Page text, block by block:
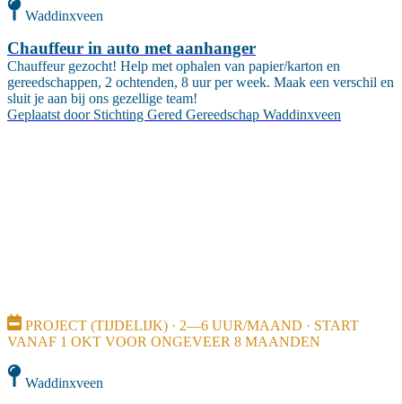
Waddinxveen
Chauffeur in auto met aanhanger
Chauffeur gezocht! Help met ophalen van papier/karton en
gereedschappen, 2 ochtenden, 8 uur per week. Maak een verschil en
sluit je aan bij ons gezellige team!
Geplaatst door Stichting Gered Gereedschap Waddinxveen
PROJECT (TIJDELIJK) · 2—6 UUR/MAAND · START
VANAF 1 OKT VOOR ONGEVEER 8 MAANDEN
Waddinxveen